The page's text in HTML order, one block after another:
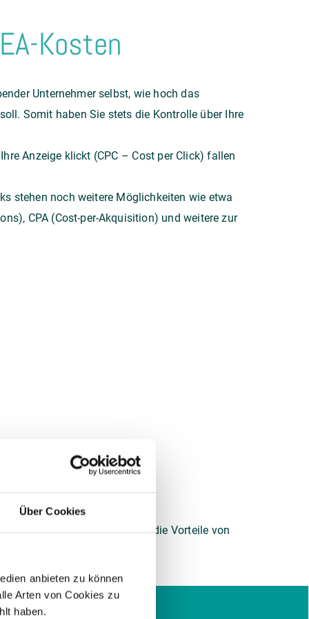
Über Cookies
anbieten zu können
Arten von Cookies zu
haben.
Kosten
Unternehmer selbst, wie hoch das
Somit haben Sie stets die Kontrolle über Ihre
Anzeige klickt (CPC – Cost per Click) fallen
stehen noch weitere Möglichkeiten wie etwa
CPA (Cost-per-Akquisition) und weitere zur
auch das Potenzial sowie die Vorteile von